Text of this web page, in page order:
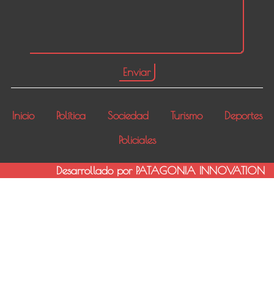
Inicio Política Sociedad Turismo
Deportes
Policiales
Desarrollado por PATAGONIA INNOVATION